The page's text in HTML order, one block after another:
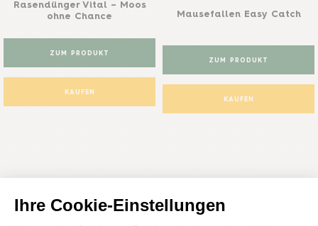
Rasendünger Vital – Moos
ohne Chance
ZUM PRODUKT
KAUFEN
Mausefallen Easy Catch
ZUM PRODUKT
KAUFEN